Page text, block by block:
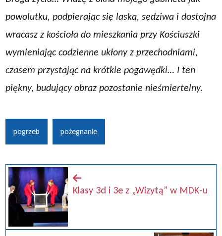
powolutku, podpierając się laską, sędziwa i dostojna
wracasz z kościoła do mieszkania przy Kościuszki
wymieniając codzienne ukłony z przechodniami,
czasem przystając na krótkie pogawędki… I ten
piękny, budujący obraz pozostanienieśmiertelny.
pogrzeb pożegnanie
Klasy 3d i 3e z „Wizytą” w MDK-u